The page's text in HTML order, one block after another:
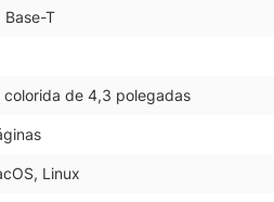
T
colorida de 4,3 polegadas
Linux